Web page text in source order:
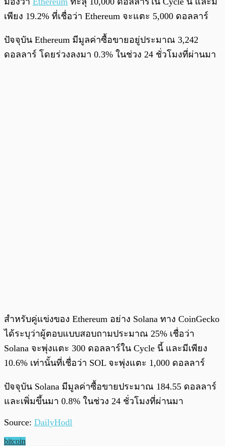
เพียง 19.2% ที่เชื่อว่า Ethereum จะแตะ 5,000 ดอลลาร์
ปัจจุบัน Ethereum มีมูลค่าซื้อขายอยู่ประมาณ 3,242
ดอลลาร์ โดยร่วงลงมา 0.3% ในช่วง 24 ชั่วโมงที่ผ่านมา
สำหรับคู่แข่งของ Ethereum อย่าง Solana ทาง CoinGecko
ได้ระบุว่าผู้ตอบแบบสอบถามประมาณ 25% เชื่อว่า
Solana จะพุ่งแตะ 300 ดอลลาร์ใน Cycle นี้ และมีเพียง
10.6% เท่านั้นที่เชื่อว่า SOL จะพุ่งแตะ 1,000 ดอลลาร์
ปัจจุบัน Solana มีมูลค่าซื้อขายประมาณ 184.55 ดอลลาร์
และเพิ่มขึ้นมา 0.8% ในช่วง 24 ชั่วโมงที่ผ่านมา
Source: DailyHodl
bitcoin